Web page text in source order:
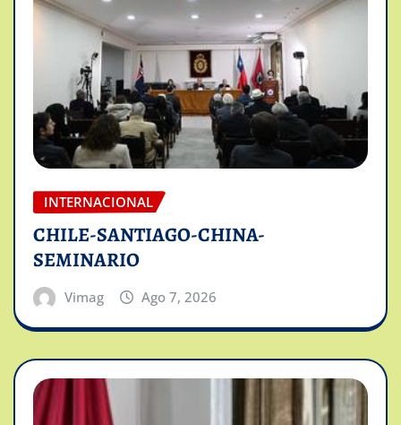
INTERNACIONAL
CHILE-SANTIAGO-CHINA-
SEMINARIO
Vimag Ago 7, 2026